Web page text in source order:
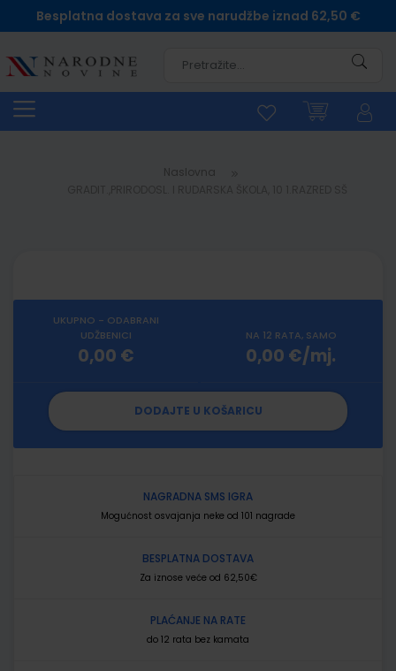
Besplatna dostava za sve narudžbe iznad 62,50 €
Naslovna
UKUPNO - ODABRANI
UDŽBENICI
0,00 €
NA 12 RATA, SAMO
0,00 €/mj.
DODAJTE U KOŠARICU
NAGRADNA SMS IGRA
Mogućnost osvajanja neke od 101 nagrade
BESPLATNA DOSTAVA
Za iznose veće od 62,50€
PLAĆANJE NA RATE
do 12 rata bez kamata